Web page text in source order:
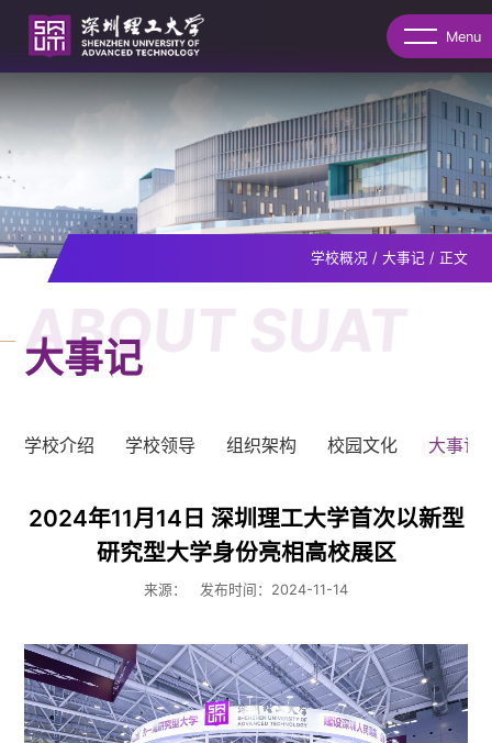
Menu
学校概况 / 大事记 / 正文
ABOUT SUAT
大事记
学校介绍 学校领导 组织架构 校园文化 大事记
2024年11月14日 深圳理工大学首次以新型
研究型大学身份亮相高校展区
来源： 发布时间：2024-11-14